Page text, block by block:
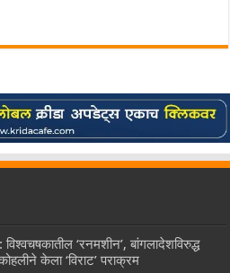
‘रनमशीन’, बांगलादेशविरुद्ध
केला ‘विराट’ पराक्रम